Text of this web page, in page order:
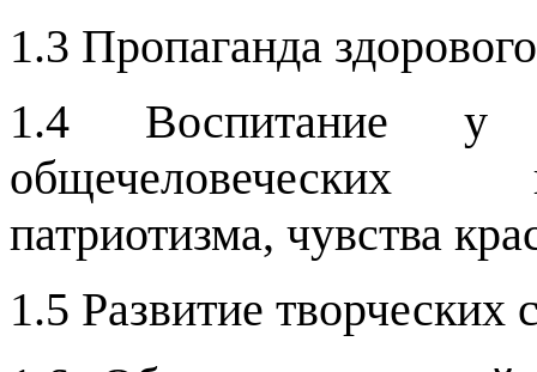
1.3 Пропаганда
1.4 Воспитание у
общечеловеческих
патриотизма, чувства
1.5 Развитие